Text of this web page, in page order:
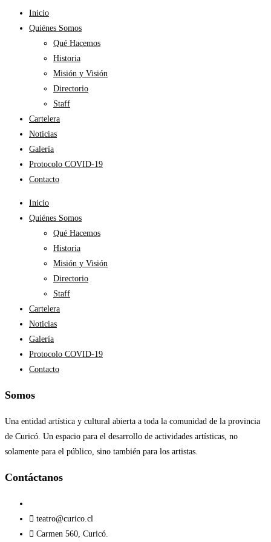
Inicio
Quiénes Somos
Qué Hacemos
Historia
Misión y Visión
Directorio
Staff
Cartelera
Noticias
Galería
Protocolo COVID-19
Contacto
Inicio
Quiénes Somos
Qué Hacemos
Historia
Misión y Visión
Directorio
Staff
Cartelera
Noticias
Galería
Protocolo COVID-19
Contacto
Somos
Una entidad artística y cultural abierta a toda la comunidad de la provincia
de Curicó. Un espacio para el desarrollo de actividades artísticas, no
solamente para el público, sino también para los artistas.
Contáctanos​
teatro@curico.cl
Carmen 560, Curicó.